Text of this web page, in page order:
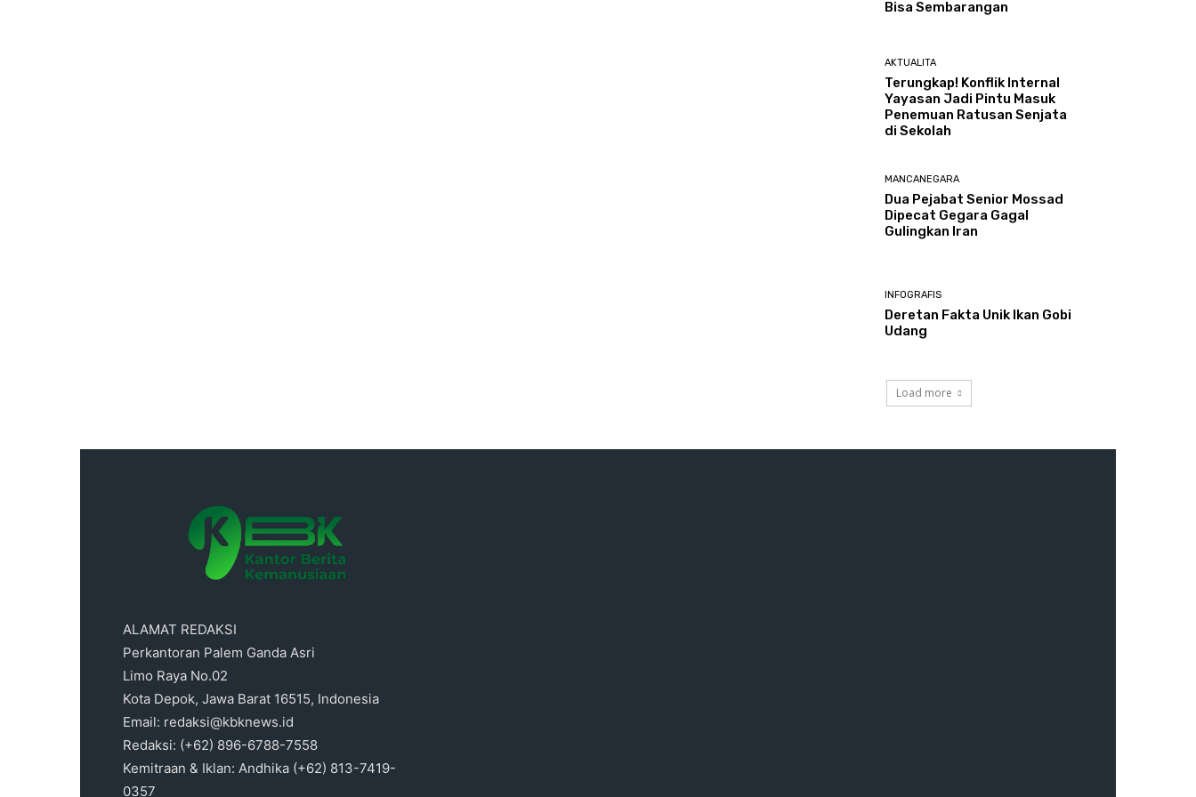
Bisa Sembarangan
AKTUALITA
Terungkap! Konflik Internal
Yayasan Jadi Pintu Masuk
Penemuan Ratusan Senjata
di Sekolah
MANCANEGARA
Dua Pejabat Senior Mossad
Dipecat Gegara Gagal
Gulingkan Iran
INFOGRAFIS
Deretan Fakta Unik Ikan Gobi
Udang
Load more
ALAMAT REDAKSI
Perkantoran Palem Ganda Asri
Limo Raya No.02
Kota Depok, Jawa Barat 16515, Indonesia
Email: redaksi@kbknews.id
Redaksi: (+62) 896-6788-7558
Kemitraan & Iklan: Andhika (+62) 813-7419-
0357